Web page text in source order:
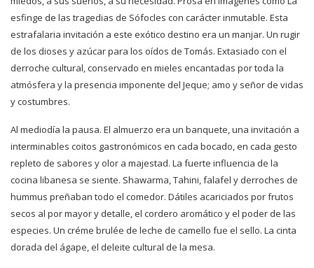
esfinge de las tragedias de Sófocles con carácter inmutable. Esta
estrafalaria invitación a este exótico destino era un manjar. Un rugir
de los dioses y azúcar para los oídos de Tomás. Extasiado con el
derroche cultural, conservado en mieles encantadas por toda la
atmósfera y la presencia imponente del Jeque; amo y señor de vidas
y costumbres.
Al mediodía la pausa. El almuerzo era un banquete, una invitación a
interminables coitos gastronómicos en cada bocado, en cada gesto
repleto de sabores y olor a majestad. La fuerte influencia de la
cocina libanesa se siente. Shawarma, Tahini, falafel y derroches de
hummus preñaban todo el comedor. Dátiles acariciados por frutos
secos al por mayor y detalle, el cordero aromático y el poder de las
especies. Un créme brulée de leche de camello fue el sello. La cinta
dorada del ágape, el deleite cultural de la mesa.